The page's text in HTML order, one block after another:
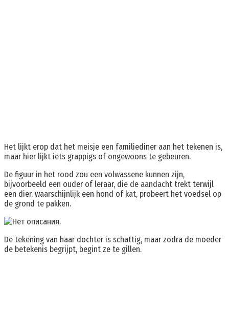
Het lijkt erop dat het meisje een familiediner aan het tekenen is,
maar hier lijkt iets grappigs of ongewoons te gebeuren.
De figuur in het rood zou een volwassene kunnen zijn,
bijvoorbeeld een ouder of leraar, die de aandacht trekt terwijl
een dier, waarschijnlijk een hond of kat, probeert het voedsel op
de grond te pakken.
De tekening van haar dochter is schattig, maar zodra de moeder
de betekenis begrijpt, begint ze te gillen.